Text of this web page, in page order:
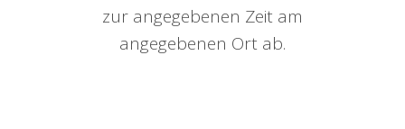
zur angegebenen Zeit am
angegebenen Ort ab.